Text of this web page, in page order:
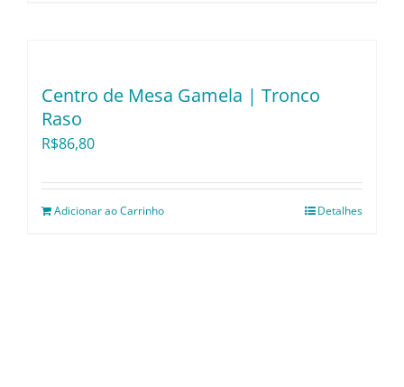
Centro de Mesa Gamela | Tronco
Raso
R$86,80
Adicionar ao Carrinho Detalhes